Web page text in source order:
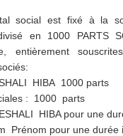
social est fixé à la
en 1000 PARTS
entièrement
HIBA 1000 parts
: 1000 parts
HIBA pour une
Prénom pour une durée